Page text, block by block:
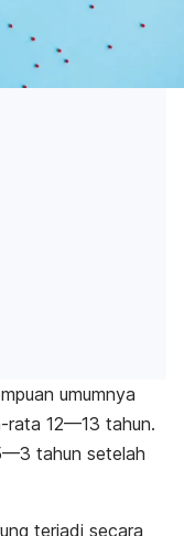
umumnya
rata 12—13 tahun.
tahun setelah
terjadi secara